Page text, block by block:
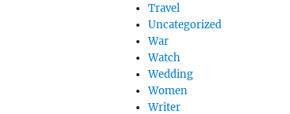
Travel
Uncategorized
War
Watch
Wedding
Women
Writer